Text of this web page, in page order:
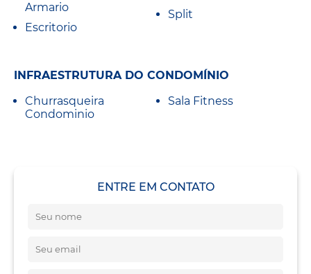
Armario
Escritorio
Split
INFRAESTRUTURA DO CONDOMÍNIO
Churrasqueira
Condominio
Sala Fitness
ENTRE EM CONTATO